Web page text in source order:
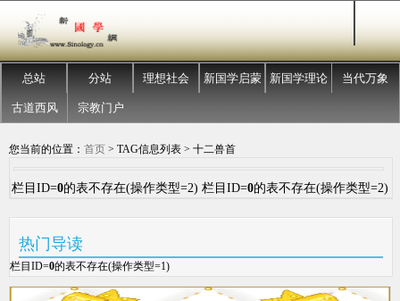
总站 分站 理想社会 新国学启蒙 新国学理论 当代万象
古道西风 宗教门户
您当前的位置： 首页 > TAG信息列表 > 十二兽首
栏目ID=0的表不存在(操作类型=2) 栏目ID=0的表不存在(操作类型=2)
热门导读
栏目ID=0的表不存在(操作类型=1)